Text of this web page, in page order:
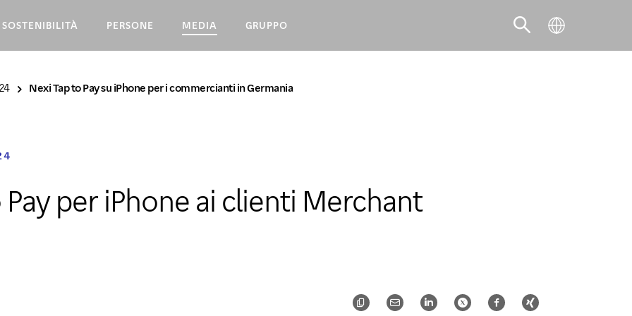
SOSTENIBILITÀ PERSONE MEDIA GRUPPO
Nexi Tap to Pay su iPhone per i commercianti in Germania
per iPhone ai clienti Merchant